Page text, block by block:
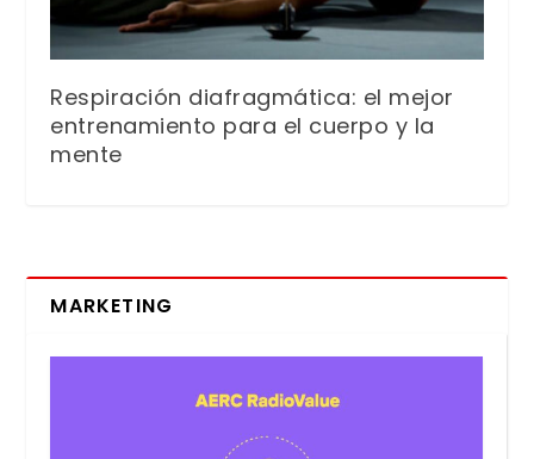
Respiración diafragmática: el mejor
entrenamiento para el cuerpo y la
mente
MARKETING